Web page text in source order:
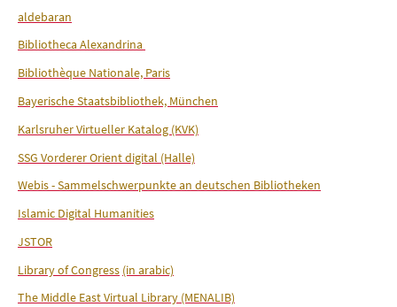
aldebaran
Bibliotheca Alexandrina
Bibliothèque Nationale, Paris
Bayerische Staatsbibliothek, München
Karlsruher Virtueller Katalog (KVK)
SSG Vorderer Orient digital (Halle)
Webis - Sammelschwerpunkte an deutschen Bibliotheken
Islamic Digital Humanities
JSTOR
Library of Congress (in arabic)
The Middle East Virtual Library (MENALIB)